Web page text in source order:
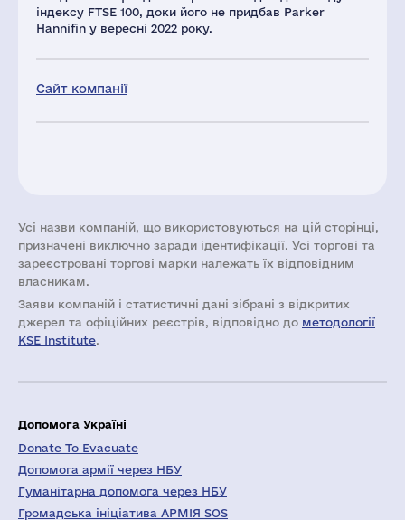
індексу FTSE 100, доки його не придбав Parker
Hannifin у вересні 2022 року.
Сайт компанії
Усі назви компаній, що використовуються на цій сторінці,
призначені виключно заради ідентифікації. Усі торгові та
зареєстровані торгові марки належать їх відповідним
власникам.
Заяви компаній i статистичні дані зібрані з відкритих
джерел та офіційних реєстрів, відповідно до методології
KSE Institute.
Допомога Україні
Donate To Evacuate
Допомога армії через НБУ
Гуманітарна допомога через НБУ
Громадська ініціатива АРМІЯ SOS